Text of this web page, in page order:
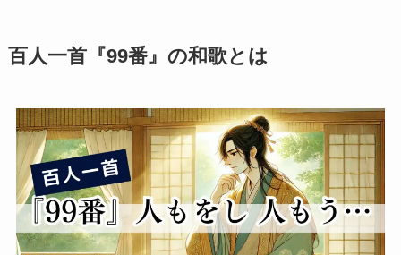
百人一首『99番』の和歌とは